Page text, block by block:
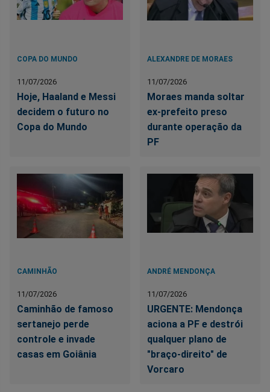
COPA DO MUNDO
11/07/2026
Hoje, Haaland e Messi
decidem o futuro no
Copa do Mundo
ALEXANDRE DE MORAES
11/07/2026
Moraes manda soltar
ex-prefeito preso
durante operação da
PF
CAMINHÃO
11/07/2026
Caminhão de famoso
sertanejo perde
controle e invade
casas em Goiânia
ANDRÉ MENDONÇA
11/07/2026
URGENTE: Mendonça
aciona a PF e destrói
qualquer plano de
"braço-direito" de
Vorcaro